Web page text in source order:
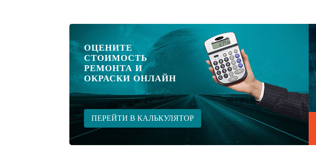
ОЦЕНИТЕ
СТОИМОСТЬ
РЕМОНТА И
ОКРАСКИ ОНЛАЙН
ПЕРЕЙТИ В КАЛЬКУЛЯТОР